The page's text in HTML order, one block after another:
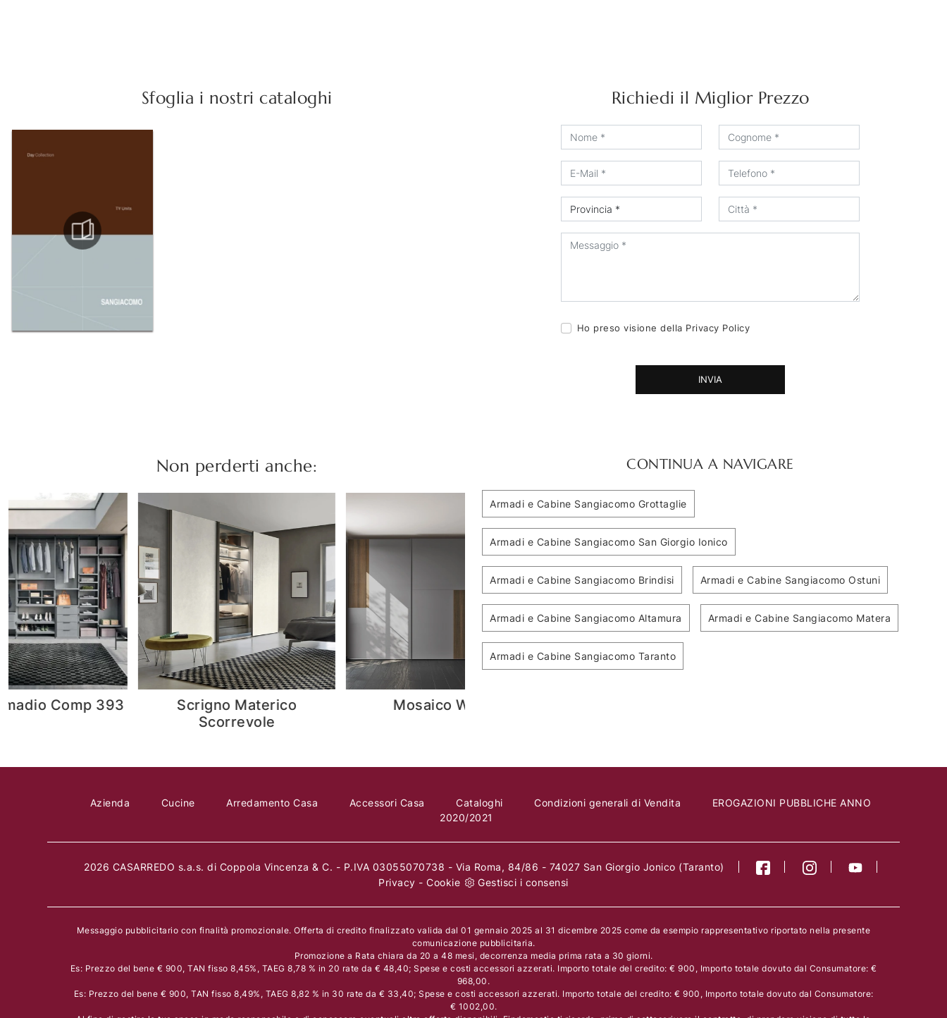
Sfoglia i nostri cataloghi Richiedi il Miglior Prezzo
Ho preso visione della Privacy Policy
INVIA
Non perderti anche:
Materico
Mosaico W123 Life 3D
CONTINUA A NAVIGARE
Armadi e Cabine Sangiacomo Grottaglie
Armadi e Cabine Sangiacomo San Giorgio Ionico
Armadi e Cabine Sangiacomo Brindisi Armadi e Cabine Sangiacomo Ostuni
Armadi e Cabine Sangiacomo Altamura Armadi e Cabine Sangiacomo Matera
Armadi e Cabine Sangiacomo Taranto
Azienda Cucine Arredamento Casa Accessori Casa Cataloghi Condizioni generali di Vendita
EROGAZIONI PUBBLICHE ANNO
2020/2021
2026 CASARREDO s.a.s. di Coppola Vincenza & C. - P.IVA 03055070738 - Via Roma, 84/86 - 74027 San Giorgio Jonico (Taranto)
Privacy -Cookie Gestisci i consensi
Messaggio pubblicitario con finalità promozionale. Offerta di credito finalizzato valida dal 01 gennaio 2025 al 31 dicembre 2025 come da esempio rappresentativo riportato nella presente
comunicazione pubblicitaria.
Promozione a Rata chiara da 20 a 48 mesi, decorrenza media prima rata a 30 giorni.
Es: Prezzo del bene € 900, TAN fisso 8,45%, TAEG 8,78 % in 20 rate da € 48,40; Spese e costi accessori azzerati. Importo totale del credito: € 900, Importo totale dovuto dal Consumatore: €
968,00.
Es: Prezzo del bene € 900, TAN fisso 8,49%, TAEG 8,82 % in 30 rate da € 33,40; Spese e costi accessori azzerati. Importo totale del credito: € 900, Importo totale dovuto dal Consumatore:
€ 1002,00.